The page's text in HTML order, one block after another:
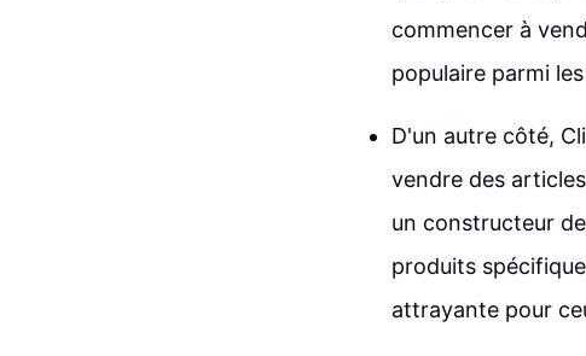
commencer à
populaire parmi
D'un autre côté,
vendre des
un constructeur
produits
attrayante pour